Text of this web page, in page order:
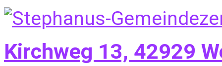
Kirchweg 13, 42929